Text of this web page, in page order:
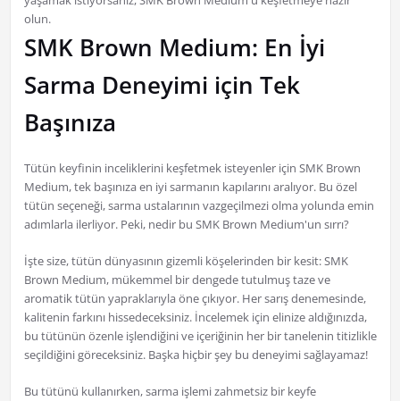
olun.
SMK Brown Medium: En İyi
Sarma Deneyimi için Tek
Başınıza
Tütün keyfinin inceliklerini keşfetmek isteyenler için SMK Brown
Medium, tek başınıza en iyi sarmanın kapılarını aralıyor. Bu özel
tütün seçeneği, sarma ustalarının vazgeçilmezi olma yolunda emin
adımlarla ilerliyor. Peki, nedir bu SMK Brown Medium'un sırrı?
İşte size, tütün dünyasının gizemli köşelerinden bir kesit: SMK
Brown Medium, mükemmel bir dengede tutulmuş taze ve
aromatik tütün yapraklarıyla öne çıkıyor. Her sarış denemesinde,
kalitenin farkını hissedeceksiniz. İncelemek için elinize aldığınızda,
bu tütünün özenle işlendiğini ve içeriğinin her bir tanelenin titizlikle
seçildiğini göreceksiniz. Başka hiçbir şey bu deneyimi sağlayamaz!
Bu tütünü kullanırken, sarma işlemi zahmetsiz bir keyfe